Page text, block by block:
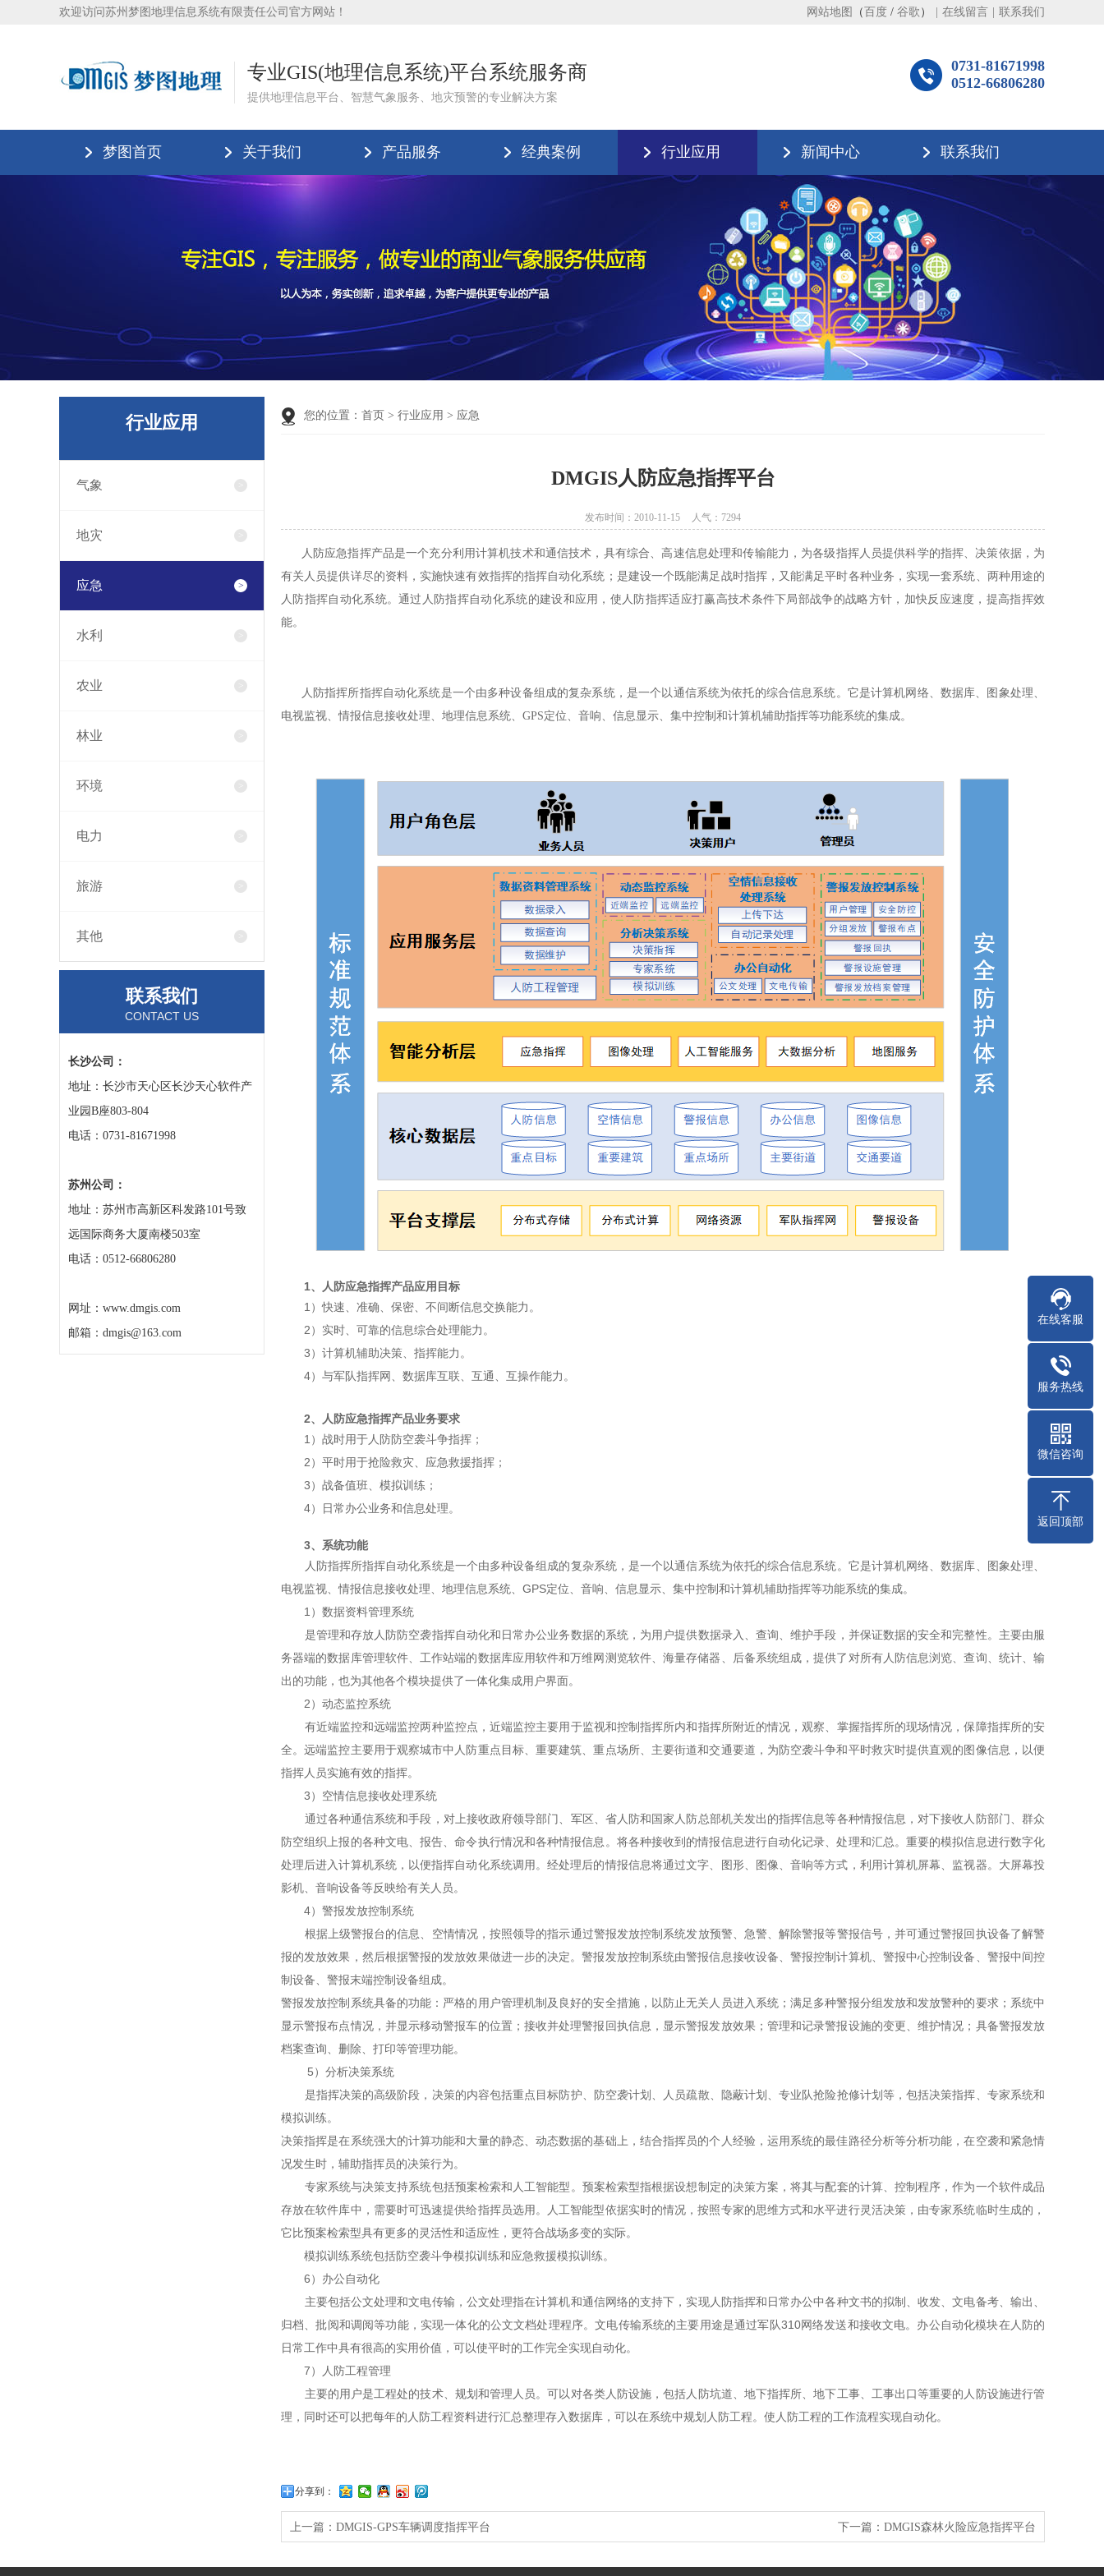
欢迎访问苏州梦图地理信息系统有限责任公司官方网站！ 网站地图 （ 百度 / 谷歌 ） 在线留言 联系我们
专业GIS(地理信息系统)平台系统服务商
提供地理信息平台、智慧气象服务、地灾预警的专业解决方案
0731-81671998
0512-66806280
梦图首页 关于我们 产品服务 经典案例 行业应用 新闻中心 联系我们
行业应用
气象
地灾
应急
水利
农业
林业
环境
电力
旅游
其他
联系我们
CONTACT US
长沙公司：
地址：长沙市天心区长沙天心软件产
业园B座803-804
电话：0731-81671998
苏州公司：
地址：苏州市高新区科发路101号致
远国际商务大厦南楼503室
电话：0512-66806280
网址：www.dmgis.com
邮箱：dmgis@163.com
您的位置： 首页 > 行业应用 > 应急
DMGIS人防应急指挥平台
发布时间：2010-11-15 人气： 7294
人防应急指挥产品是一个充分利用计算机技术和通信技术，具有综合、高速信息处理和传输能力，为各级指挥人员提供科学的指挥、决策依据，为
有关人员提供详尽的资料，实施快速有效指挥的指挥自动化系统；是建设一个既能满足战时指挥，又能满足平时各种业务，实现一套系统、两种用途的
人防指挥自动化系统。通过人防指挥自动化系统的建设和应用，使人防指挥适应打赢高技术条件下局部战争的战略方针，加快反应速度，提高指挥效
能。
人防指挥所指挥自动化系统是一个由多种设备组成的复杂系统，是一个以通信系统为依托的综合信息系统。它是计算机网络、数据库、图象处理、
电视监视、情报信息接收处理、地理信息系统、GPS定位、音响、信息显示、集中控制和计算机辅助指挥等功能系统的集成。
1、人防应急指挥产品应用目标
1）快速、准确、保密、不间断信息交换能力。
2）实时、可靠的信息综合处理能力。
3）计算机辅助决策、指挥能力。
4）与军队指挥网、数据库互联、互通、互操作能力。
2、人防应急指挥产品业务要求
1）战时用于人防防空袭斗争指挥；
2）平时用于抢险救灾、应急救援指挥；
3）战备值班、模拟训练；
4）日常办公业务和信息处理。
3、系统功能
人防指挥所指挥自动化系统是一个由多种设备组成的复杂系统，是一个以通信系统为依托的综合信息系统。它是计算机网络、数据库、图象处理、
电视监视、情报信息接收处理、地理信息系统、GPS定位、音响、信息显示、集中控制和计算机辅助指挥等功能系统的集成。
1）数据资料管理系统
是管理和存放人防防空袭指挥自动化和日常办公业务数据的系统，为用户提供数据录入、查询、维护手段，并保证数据的安全和完整性。主要由服
务器端的数据库管理软件、工作站端的数据库应用软件和万维网测览软件、海量存储器、后备系统组成，提供了对所有人防信息浏览、查询、统计、输
出的功能，也为其他各个模块提供了一体化集成用户界面。
2）动态监控系统
有近端监控和远端监控两种监控点，近端监控主要用于监视和控制指挥所内和指挥所附近的情况，观察、掌握指挥所的现场情况，保障指挥所的安
全。远端监控主要用于观察城市中人防重点目标、重要建筑、重点场所、主要街道和交通要道，为防空袭斗争和平时救灾时提供直观的图像信息，以便
指挥人员实施有效的指挥。
3）空情信息接收处理系统
通过各种通信系统和手段，对上接收政府领导部门、军区、省人防和国家人防总部机关发出的指挥信息等各种情报信息，对下接收人防部门、群众
防空组织上报的各种文电、报告、命令执行情况和各种情报信息。将各种接收到的情报信息进行自动化记录、处理和汇总。重要的模拟信息进行数字化
处理后进入计算机系统，以便指挥自动化系统调用。经处理后的情报信息将通过文字、图形、图像、音响等方式，利用计算机屏幕、监视器。大屏幕投
影机、音响设备等反映给有关人员。
4）警报发放控制系统
根据上级警报台的信息、空情情况，按照领导的指示通过警报发放控制系统发放预警、急警、解除警报等警报信号，并可通过警报回执设备了解警
报的发放效果，然后根据警报的发放效果做进一步的决定。警报发放控制系统由警报信息接收设备、警报控制计算机、警报中心控制设备、警报中间控
制设备、警报末端控制设备组成。
警报发放控制系统具备的功能：严格的用户管理机制及良好的安全措施，以防止无关人员进入系统；满足多种警报分组发放和发放警种的要求；系统中
显示警报布点情况，并显示移动警报车的位置；接收并处理警报回执信息，显示警报发放效果；管理和记录警报设施的变更、维护情况；具备警报发放
档案查询、删除、打印等管理功能。
5）分析决策系统
是指挥决策的高级阶段，决策的内容包括重点目标防护、防空袭计划、人员疏散、隐蔽计划、专业队抢险抢修计划等，包括决策指挥、专家系统和
模拟训练。
决策指挥是在系统强大的计算功能和大量的静态、动态数据的基础上，结合指挥员的个人经验，运用系统的最佳路径分析等分析功能，在空袭和紧急情
况发生时，辅助指挥员的决策行为。
专家系统与决策支持系统包括预案检索和人工智能型。预案检索型指根据设想制定的决策方案，将其与配套的计算、控制程序，作为一个软件成品
存放在软件库中，需要时可迅速提供给指挥员选用。人工智能型依据实时的情况，按照专家的思维方式和水平进行灵活决策，由专家系统临时生成的，
它比预案检索型具有更多的灵活性和适应性，更符合战场多变的实际。
模拟训练系统包括防空袭斗争模拟训练和应急救援模拟训练。
6）办公自动化
主要包括公文处理和文电传输，公文处理指在计算机和通信网络的支持下，实现人防指挥和日常办公中各种文书的拟制、收发、文电备考、输出、
归档、批阅和调阅等功能，实现一体化的公文文档处理程序。文电传输系统的主要用途是通过军队310网络发送和接收文电。办公自动化模块在人防的
日常工作中具有很高的实用价值，可以使平时的工作完全实现自动化。
7）人防工程管理
主要的用户是工程处的技术、规划和管理人员。可以对各类人防设施，包括人防坑道、地下指挥所、地下工事、工事出口等重要的人防设施进行管
理，同时还可以把每年的人防工程资料进行汇总整理存入数据库，可以在系统中规划人防工程。使人防工程的工作流程实现自动化。
分享到：
上一篇： DMGIS-GPS车辆调度指挥平台 下一篇： DMGIS森林火险应急指挥平台
在线客服
服务热线
微信咨询
返回顶部